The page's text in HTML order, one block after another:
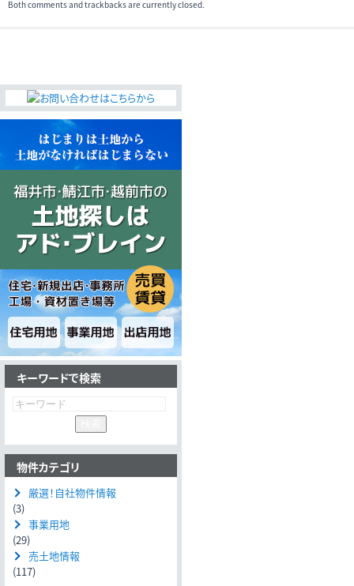
プライバシーポリシー
Both comments and trackbacks are currently closed.
キーワードで検索
物件カテゴリ
厳選！自社物件情報
(3)
事業用地
(29)
売土地情報
(117)